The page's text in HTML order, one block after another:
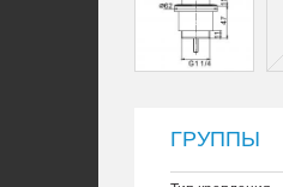
ГРУППЫ